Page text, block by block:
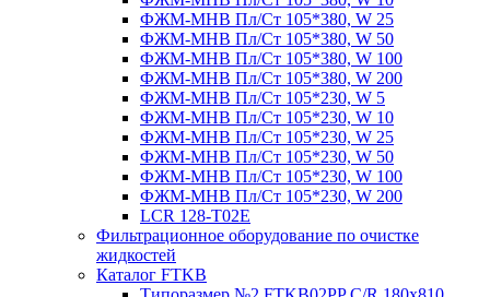
ФЖМ-МНВ Пл/Ст 105*380, W 25
ФЖМ-МНВ Пл/Ст 105*380, W 50
ФЖМ-МНВ Пл/Ст 105*380, W 100
ФЖМ-МНВ Пл/Ст 105*380, W 200
ФЖМ-МНВ Пл/Ст 105*230, W 5
ФЖМ-МНВ Пл/Ст 105*230, W 10
ФЖМ-МНВ Пл/Ст 105*230, W 25
ФЖМ-МНВ Пл/Ст 105*230, W 50
ФЖМ-МНВ Пл/Ст 105*230, W 100
ФЖМ-МНВ Пл/Ст 105*230, W 200
LCR 128-T02E
Фильтрационное оборудование по очистке
жидкостей
Каталог FTKB